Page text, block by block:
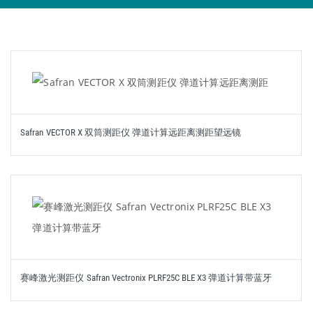
Safran VECTOR X 双筒测距仪 弹道计算远距离测距望远镜
赛峰激光测距仪 Safran Vectronix PLRF25C BLE X3 弹道计算带蓝牙